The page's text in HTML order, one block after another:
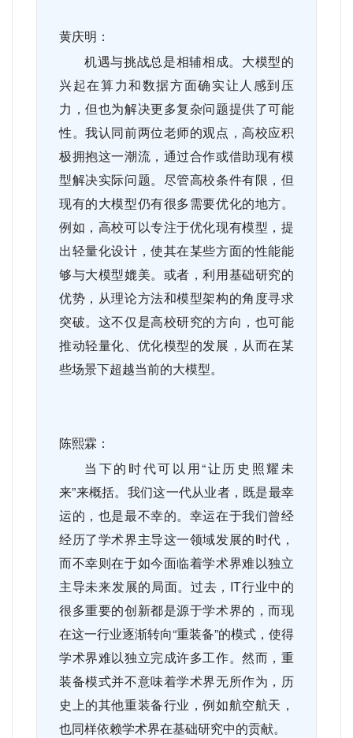
黄庆明：
机遇与挑战总是相辅相成。大模型的
兴起在算力和数据方面确实让人感到压
力，但也为解决更多复杂问题提供了可能
性。我认同前两位老师的观点，高校应积
极拥抱这一潮流，通过合作或借助现有模
型解决实际问题。尽管高校条件有限，但
现有的大模型仍有很多需要优化的地方。
例如，高校可以专注于优化现有模型，提
出轻量化设计，使其在某些方面的性能能
够与大模型媲美。或者，利用基础研究的
优势，从理论方法和模型架构的角度寻求
突破。这不仅是高校研究的方向，也可能
推动轻量化、优化模型的发展，从而在某
些场景下超越当前的大模型。
陈熙霖：
当下的时代可以用“让历史照耀未
来”来概括。我们这一代从业者，既是最幸
运的，也是最不幸的。幸运在于我们曾经
经历了学术界主导这一领域发展的时代，
而不幸则在于如今面临着学术界难以独立
主导未来发展的局面。过去， IT行业中的
很多重要的创新都是源于学术界的，而现
在这一行业逐渐转向“重装备”的模式，使得
学术界难以独立完成许多工作。然而，重
装备模式并不意味着学术界无所作为，历
史上的其他重装备行业，例如航空航天，
也同样依赖学术界在基础研究中的贡献。